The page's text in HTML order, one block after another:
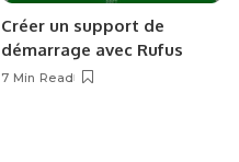
Créer un support de
démarrage avec Rufus
7 Min Read